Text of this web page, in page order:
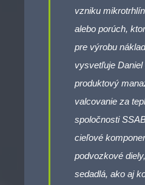
vzniku
alebo porúch,
pre výrobu
vysvetľuje Daniel
produktový
valcovanie za
spoločnosti
cieľové
podvozkové
sedadlá, ako aj